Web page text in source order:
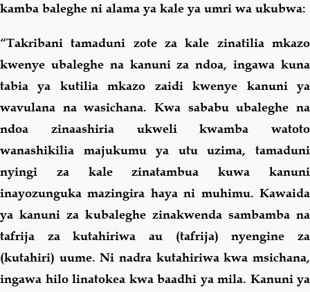
kamba baleghe ni alama ya kale ya umri wa ukubwa:
“Takribani tamaduni zote za kale zinatilia mkazo
kwenye ubaleghe na kanuni za ndoa, ingawa kuna
tabia ya kutilia mkazo zaidi kwenye kanuni ya
wavulana na wasichana. Kwa sababu ubaleghe na
ndoa zinaashiria ukweli kwamba watoto
wanashikilia majukumu ya utu uzima, tamaduni
nyingi za kale zinatambua kuwa kanuni
inayozunguka mazingira haya ni muhimu. Kawaida
ya kanuni za kubaleghe zinakwenda sambamba na
tafrija za kutahiriwa au (tafrija) nyengine za
(kutahiri) uume. Ni nadra kutahiriwa kwa msichana,
ingawa hilo linatokea kwa baadhi ya mila. Kanuni ya